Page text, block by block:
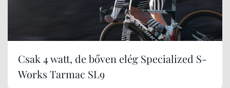
Csak 4 watt, de bőven elég Specialized S-
Works Tarmac SL9